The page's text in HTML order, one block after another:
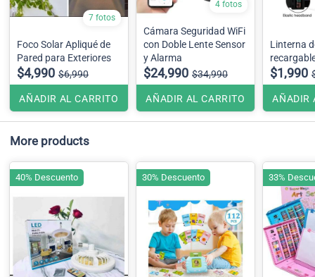
7 fotos
Foco Solar Apliqué de
Pared para Exteriores
$4,990 $6,990
AÑADIR AL CARRITO
4 fotos
Cámara Seguridad WiFi
con Doble Lente Sensor
y Alarma
$24,990 $34,990
AÑADIR AL CARRITO
Linterna
$1,990
AÑADIR
More products
40% Descuento 30% Descuento 33%